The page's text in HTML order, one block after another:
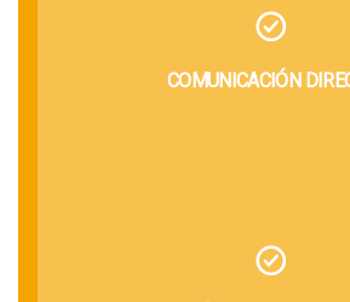
COMUNICACIÓN